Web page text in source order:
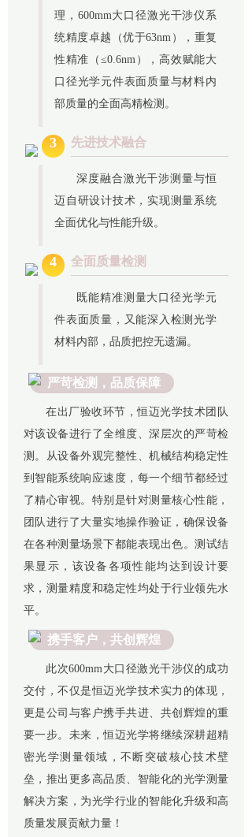
理，600mm大口径激光干涉仪系
统精度卓越（优于63nm），重复
性精准（≤0.6nm），高效赋能大
口径光学元件表面质量与材料内
部质量的全面高精检测。
3 先进技术融合
深度融合激光干涉测量与恒
迈自研设计技术，实现测量系统
全面优化与性能升级。
4 全面质量检测
既能精准测量大口径光学元
件表面质量，又能深入检测光学
材料内部，品质把控无遗漏。
严苛检测，品质保障
在出厂验收环节，恒迈光学技术团队
对该设备进行了全维度、深层次的严苛检
测。从设备外观完整性、机械结构稳定性
到智能系统响应速度，每一个细节都经过
了精心审视。特别是针对测量核心性能，
团队进行了大量实地操作验证，确保设备
在各种测量场景下都能表现出色。测试结
果显示，该设备各项性能均达到设计要
求，测量精度和稳定性均处于行业领先水
平。
携手客户，共创辉煌
此次600mm大口径激光干涉仪的成功
交付，不仅是恒迈光学技术实力的体现，
更是公司与客户携手共进、共创辉煌的重
要一步。未来，恒迈光学将继续深耕超精
密光学测量领域，不断突破核心技术壁
垒，推出更多高品质、智能化的光学测量
解决方案，为光学行业的智能化升级和高
质量发展贡献力量！